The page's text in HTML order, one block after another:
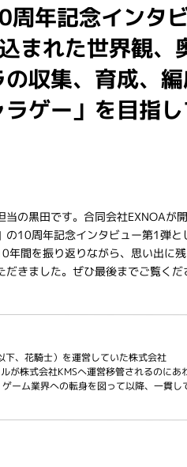
周年記念インタ
まれた世界観、
収集、育成、
ゲー」を目指
の黒田です。合同会社EXNOAが開
の10周年記念インタビュー第1弾と
年間を振り返りながら、思い出に
きました。ぜひ最後までご覧くだ
、花騎士）を運営していた株式会社
が株式会社KMSへ運営移管されるのにあ
ーム業界への転身を図って以降、一貫し